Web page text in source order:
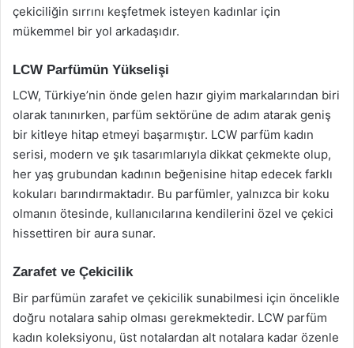
çekiciliğin sırrını keşfetmek isteyen kadınlar için
mükemmel bir yol arkadaşıdır.
LCW Parfümün Yükselişi
LCW, Türkiye’nin önde gelen hazır giyim markalarından biri
olarak tanınırken, parfüm sektörüne de adım atarak geniş
bir kitleye hitap etmeyi başarmıştır. LCW parfüm kadın
serisi, modern ve şık tasarımlarıyla dikkat çekmekte olup,
her yaş grubundan kadının beğenisine hitap edecek farklı
kokuları barındırmaktadır. Bu parfümler, yalnızca bir koku
olmanın ötesinde, kullanıcılarına kendilerini özel ve çekici
hissettiren bir aura sunar.
Zarafet ve Çekicilik
Bir parfümün zarafet ve çekicilik sunabilmesi için öncelikle
doğru notalara sahip olması gerekmektedir. LCW parfüm
kadın koleksiyonu, üst notalardan alt notalara kadar özenle